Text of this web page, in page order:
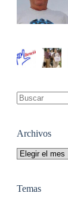
Archivos
Archivos
Temas